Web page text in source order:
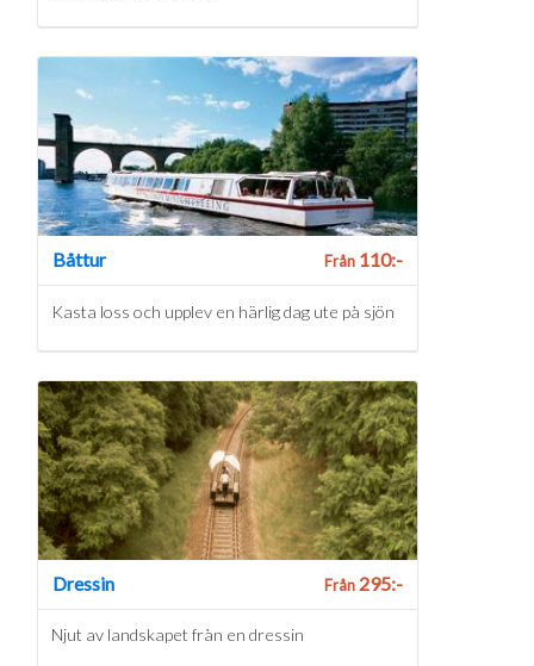
Båttur Från110:-
Kasta loss och upplev en härlig dag ute på sjön
Dressin Från295:-
Njut av landskapet från en dressin